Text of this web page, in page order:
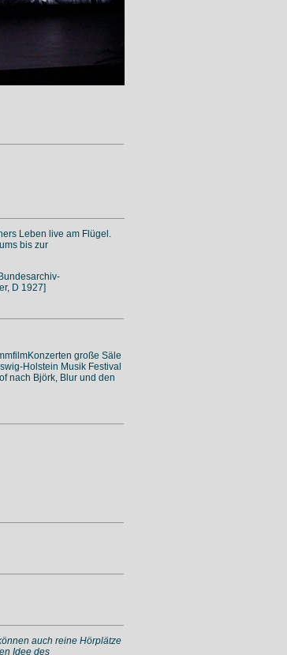
Leben live am Flügel.
bis zur
D 1927]
große Säle
Holstein Musik Festival
nach Björk, Blur und den
auch reine Hörplätze
Idee des